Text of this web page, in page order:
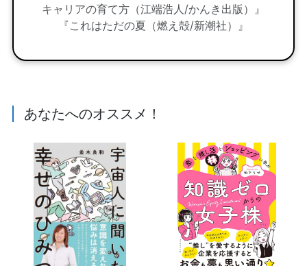
キャリアの育て方（江端浩人/かんき出版）』
『これはただの夏（燃え殻/新潮社）』
あなたへのオススメ！